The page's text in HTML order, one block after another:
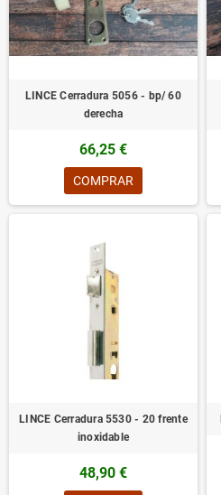
LINCE Cerradura 5056 - bp/ 60
derecha
66,25 €
COMPRAR
LINCE Cerradura 5530 - 20 frente
inoxidable
48,90 €